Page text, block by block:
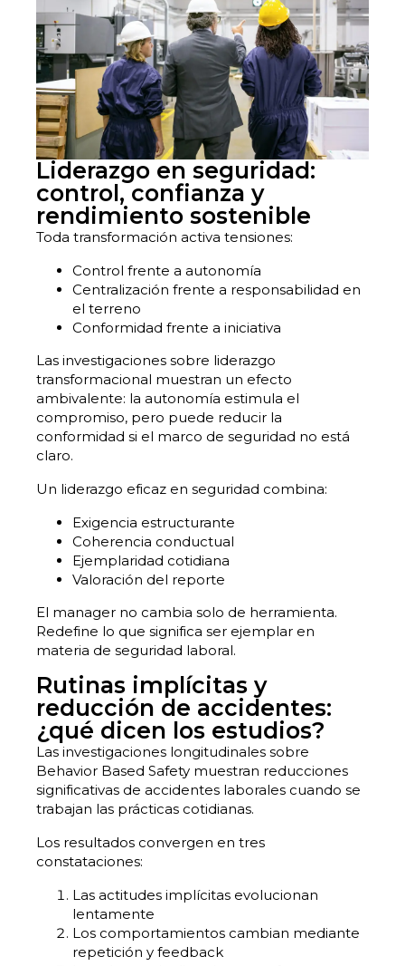
Liderazgo en seguridad:
control, confianza y
rendimiento sostenible
Toda transformación activa tensiones:
Control frente a autonomía
Centralización frente a responsabilidad en
el terreno
Conformidad frente a iniciativa
Las investigaciones sobre liderazgo
transformacional muestran un efecto
ambivalente: la autonomía estimula el
compromiso, pero puede reducir la
conformidad si el marco de seguridad no está
claro.
Un liderazgo eficaz en seguridad combina:
Exigencia estructurante
Coherencia conductual
Ejemplaridad cotidiana
Valoración del reporte
El manager no cambia solo de herramienta.
Redefine lo que significa ser ejemplar en
materia de seguridad laboral.
Rutinas implícitas y
reducción de accidentes:
¿qué dicen los estudios?
Las investigaciones longitudinales sobre
Behavior Based Safety muestran reducciones
significativas de accidentes laborales cuando se
trabajan las prácticas cotidianas.
Los resultados convergen en tres
constataciones:
Las actitudes implícitas evolucionan
lentamente
Los comportamientos cambian mediante
repetición y feedback